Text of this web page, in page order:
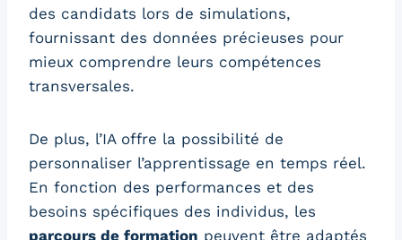
des candidats lors de simulations,
fournissant des données précieuses pour
mieux comprendre leurs compétences
transversales.
De plus, l’IA offre la possibilité de
personnaliser l’apprentissage en temps réel.
En fonction des performances et des
besoins spécifiques des individus, les
parcours de formation peuvent être adaptés